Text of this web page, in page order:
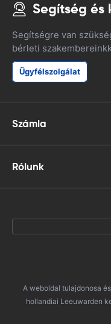
Segítség és
Segítségre van
bérleti
Ügyfélszolgálat
Számla
Rólunk
A weboldal tulajdonosa
hollandiai Leeuwarden